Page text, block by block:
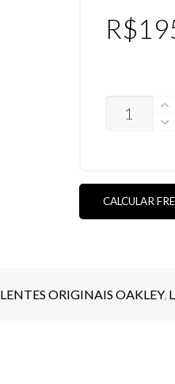
R$
JUPITER
CORES)
CALCULAR
LENTES ORIGINAIS OAKLEY,